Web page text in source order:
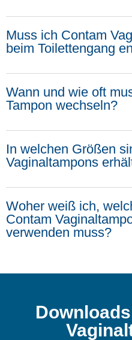
Muss ich Contam
beim Toilettengang
Wann und wie oft
Tampon wechseln?
In welchen Größen
Vaginaltampons
Woher weiß ich,
Contam
verwenden muss?